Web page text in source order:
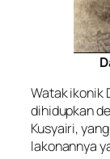
Watak ikonik
dihidupkan
Kusyairi,
lakonannya